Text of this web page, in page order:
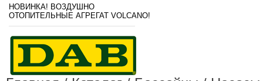
НОВИНКА! ВОЗДУШНО
ОТОПИТЕЛЬНЫЕ АГРЕГАТ VOLCANO!